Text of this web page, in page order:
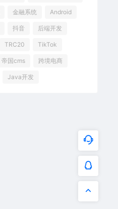
金融系统 Android
抖音 后端开发
TRC20 TikTok
帝国cms 跨境电商
Java开发